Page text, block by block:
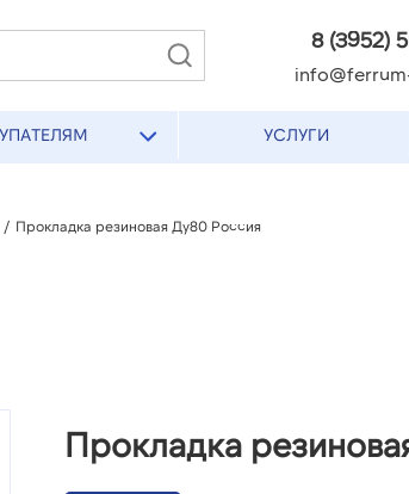
8 (3952)
УСЛУГИ
/ Прокладка резиновая Ду80 Россия
Прокладка